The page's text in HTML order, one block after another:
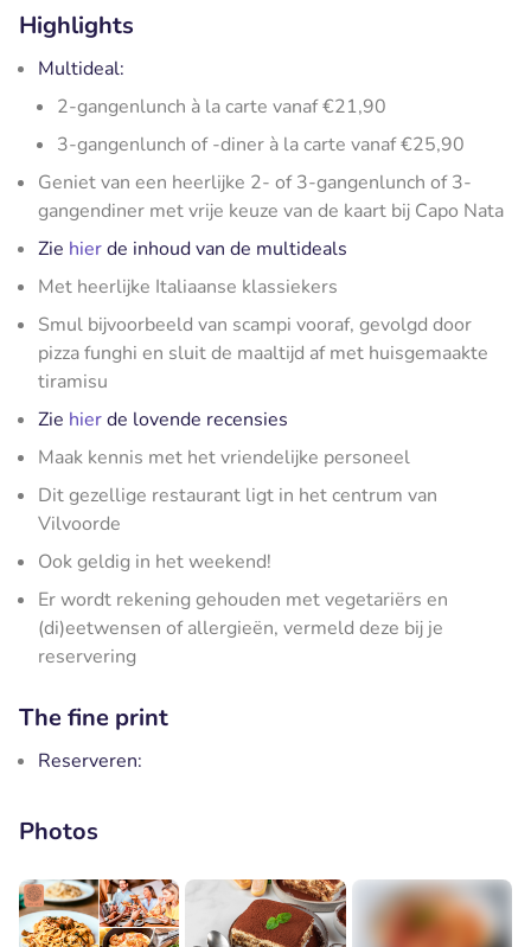
Highlights
Multideal:
2-gangenlunch à la carte vanaf €21,90
3-gangenlunch of -diner à la carte vanaf €25,90
Geniet van een heerlijke 2- of 3-gangenlunch of 3-
gangendiner met vrije keuze van de kaart bij Capo Nata
Zie hierde inhoud van de multideals
Met heerlijke Italiaanse klassiekers
Smul bijvoorbeeld van scampi vooraf, gevolgd door
pizza funghi en sluit de maaltijd af met huisgemaakte
tiramisu
Zie hierde lovende recensies
Maak kennis met het vriendelijke personeel
Dit gezellige restaurant ligt in het centrum van
Vilvoorde
Ook geldig in het weekend!
Er wordt rekening gehouden met vegetariërs en
(di)eetwensen of allergieën, vermeld deze bij je
reservering
The fine print
Reserveren:
Photos